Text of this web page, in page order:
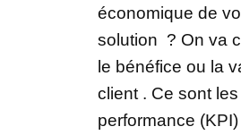
économique de
solution ? On va
le bénéfice ou la
client . Ce sont
performance